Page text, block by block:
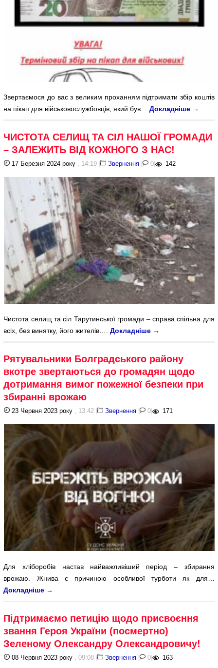
Звертаємося до вас з великим проханням підтримати збір коштів
на пікап для військовослужбовців, який був…Докладніше →
ЧИСТОТА СЕЛИЩ ТА СІЛ НАШОЇ ГРОМАДИ
– ЗАЛЕЖИТЬ ВІД КОЖНОГО З НАС!
17 Березня 2024 року , 14:19 | Звернення | 0 | 142
Чистота селищ та сіл Тарутинської громади – справа спільна для
всіх, без винятку, його жителів….Докладніше →
Рятувальники Болградського району
вкотре звертаються до громадян щодо
дотримання вимог пожежної безпеки при
збиранні врожаю
23 Червня 2023 року , 13:42 | Звернення | 0 | 171
Для хліборобів настав найважливіший період – збирання
врожаю. Жнива є причиною особливої турботи як для…
Докладніше →
Підтримаємо петицію щодо присвоєння
звання Героя України (посмертно)
Зеленому Олександру Олександровичу!
08 Червня 2023 року , 09:08 | Звернення | 0| 163